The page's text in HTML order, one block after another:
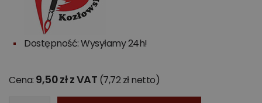
Dostępność: Wysyłamy 24h!
Cena: 9,50 zł z VAT (7,72 zł netto)